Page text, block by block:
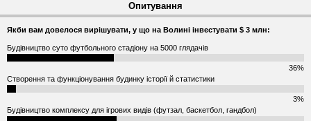
Опитування
Якби вам довелося вирішувати, у що на Волині інвестувати $ 3 млн:
Будівництво суто футбольного стадіону на 5000 глядачів
36%
Створення та функціонування будинку історії й статистики
3%
Будівництво комплексу для ігрових видів (футзал, баскетбол, гандбол)